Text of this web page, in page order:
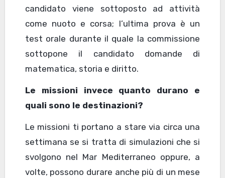
candidato viene sottoposto ad attività
come nuoto e corsa; l’ultima prova è un
test orale durante il quale la commissione
sottopone il candidato domande di
matematica, storia e diritto.
Le missioni invece quanto durano e
quali sono le destinazioni?
Le missioni ti portano a stare via circa una
settimana se si tratta di simulazioni che si
svolgono nel Mar Mediterraneo oppure, a
volte, possono durare anche più di un mese